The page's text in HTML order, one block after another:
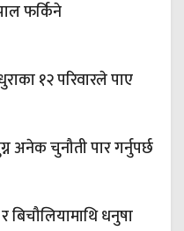
फर्किने
१२ परिवारले पाए
अनेक चुनौती पार गर्नुपर्छ
बिचौलियामाथि धनुषा